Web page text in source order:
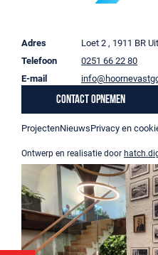
Adres
Loet 2 , 1911 BR
Telefoon
0251 66 22 80
E-mail
Contact opnemen
ProjectenNieuwsPrivacy en
Ontwerp en realisatie door